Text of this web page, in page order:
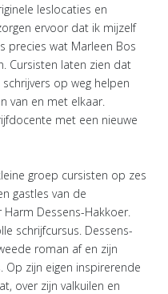
leslocaties en
ervoor dat ik mijzelf
precies wat Marleen Bos
Cursisten laten zien dat
op weg helpen
van en met elkaar.
met een nieuwe
groep cursisten op zes
gastles van de
Dessens-Hakkoer.
schrijfcursus. Dessens-
roman af en zijn
Op zijn eigen inspirerende
over zijn valkuilen en